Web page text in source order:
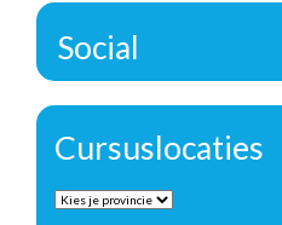
Social
Cursuslocaties